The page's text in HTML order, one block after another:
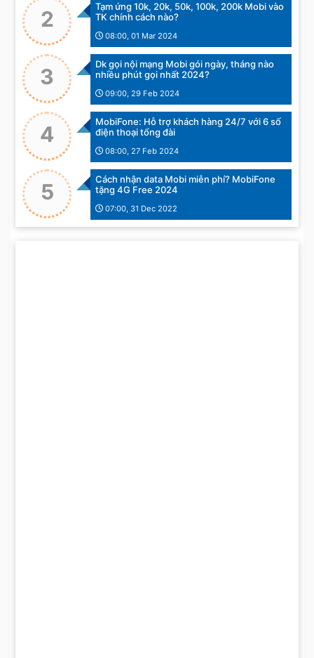
2
Tạm ứng 10k, 20k, 50k, 100k, 200k Mobi vào
TK chính cách nào?
08:00, 01 Mar 2024
3
Dk gọi nội mạng Mobi gói ngày, tháng nào
nhiều phút gọi nhất 2024?
09:00, 29 Feb 2024
4
MobiFone: Hỗ trợ khách hàng 24/7 với 6 số
điện thoại tổng đài
08:00, 27 Feb 2024
5
Cách nhận data Mobi miễn phí? MobiFone
tặng 4G Free 2024
07:00, 31 Dec 2022